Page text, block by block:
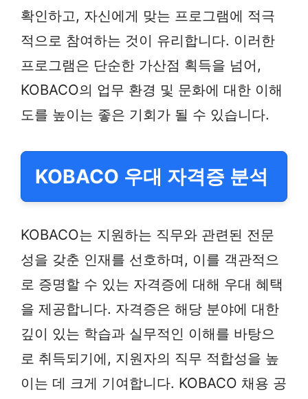
확인하고, 자신에게 맞는 프로그램에 적극
적으로 참여하는 것이 유리합니다. 이러한
프로그램은 단순한 가산점 획득을 넘어,
KOBACO의 업무 환경 및 문화에 대한 이해
도를 높이는 좋은 기회가 될 수 있습니다.
KOBACO 우대 자격증 분석
KOBACO는 지원하는 직무와 관련된 전문
성을 갖춘 인재를 선호하며, 이를 객관적으
로 증명할 수 있는 자격증에 대해 우대 혜택
을 제공합니다. 자격증은 해당 분야에 대한
깊이 있는 학습과 실무적인 이해를 바탕으
로 취득되기에, 지원자의 직무 적합성을 높
이는 데 크게 기여합니다. KOBACO 채용 공